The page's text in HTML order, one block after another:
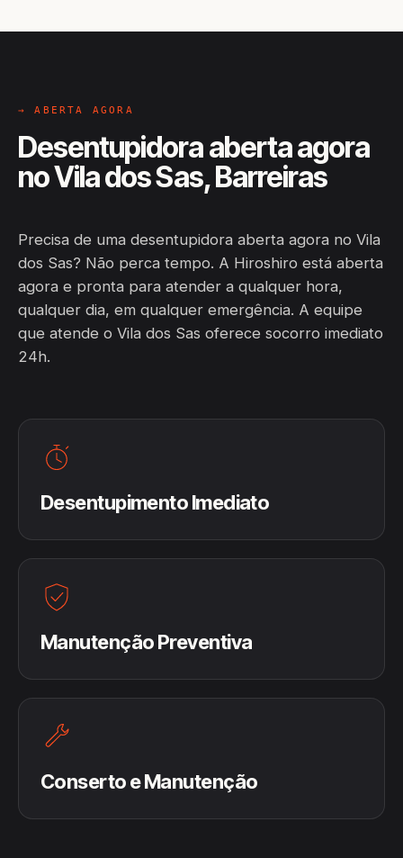
→ ABERTA AGORA
Desentupidora aberta agora
no Vila dos Sas, Barreiras
Precisa de uma desentupidora aberta agora no Vila
dos Sas? Não perca tempo. A Hiroshiro está aberta
agora e pronta para atender a qualquer hora,
qualquer dia, em qualquer emergência. A equipe
que atende o Vila dos Sas oferece socorro imediato
24h.
Desentupimento Imediato
Manutenção Preventiva
Conserto e Manutenção